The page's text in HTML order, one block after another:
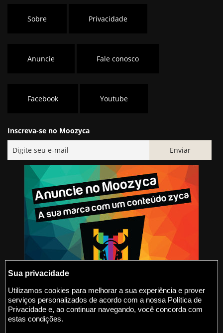
Sobre Privacidade
Anuncie Fale conosco
Facebook Youtube
Inscreva-se no Moozyca
@2015-2026 Moozyca
Sua privacidade
Utilizamos cookies para melhorar a sua experiência e prover
serviços personalizados de acordo com a nossa Política de
Privacidade e, ao continuar navegando, você concorda com
estas condições.